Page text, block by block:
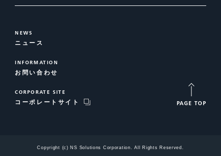
NEWS
ニュース
INFORMATION
お問い合わせ
CORPORATE SITE
コーポレートサイト PAGE TOP
Copyright (c) NS Solutions Corporation. All Rights Reserved.